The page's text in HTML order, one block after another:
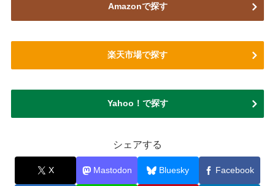
Amazonで探す
楽天市場で探す
Yahoo！で探す
シェアする
X Mastodon Bluesky Facebook